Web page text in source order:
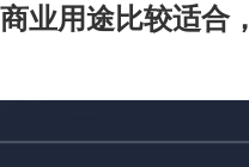
业用途比较适合，